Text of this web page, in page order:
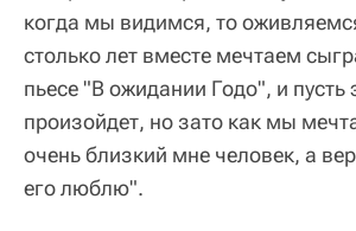
когда мы видимся, то
столько лет вместе мечтаем
пьесе "В ожидании Годо", и пусть
произойдет, но зато как мы
очень близкий мне человек, а
его люблю".